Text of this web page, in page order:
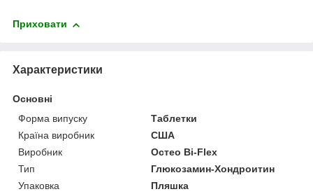
Приховати
Характеристики
Основні
Форма випуску
Таблетки
Країна виробник
США
Виробник
Остео Bi-Flex
Тип
Глюкозамин-Хондроитин
Упаковка
Пляшка